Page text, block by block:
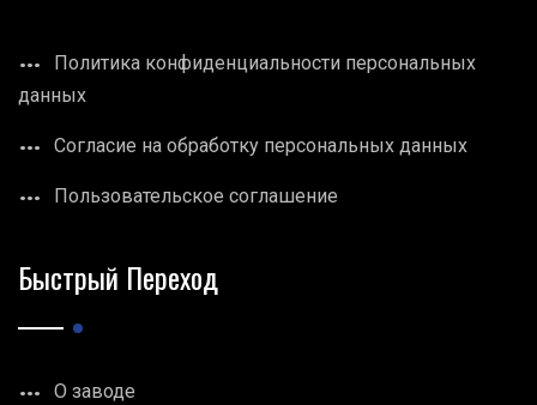
Политика конфиденциальности персональных
данных
Согласие на обработку персональных данных
Пользовательское соглашение
Быстрый Переход
О заводе